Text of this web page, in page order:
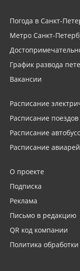
Погода в Санкт-
Метро Санкт-
График развода
Вакансии
Расписание
Расписание поездов
Расписание
Расписание
О проекте
Подписка
Реклама
Письмо в редакцию
QR код компании
Политика